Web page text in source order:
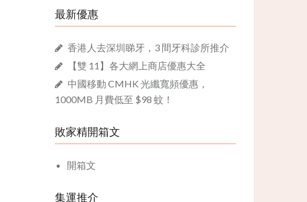
最新優惠
香港人去深圳睇牙，3 間牙科診所推介
【雙 11】各大網上商店優惠大全
中國移動 CMHK 光纖寬頻優惠，
1000MB 月費低至 $98 蚊！
敗家精開箱文
開箱文
集運推介